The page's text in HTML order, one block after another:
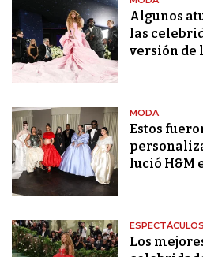
Algunos
las
versión de
MODA
Estos
lució H&M
ESPECTÁCULOS
Los